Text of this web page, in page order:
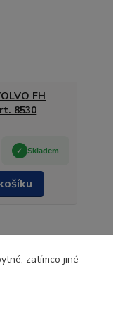
FH
8530
Skladem
zatímco jiné